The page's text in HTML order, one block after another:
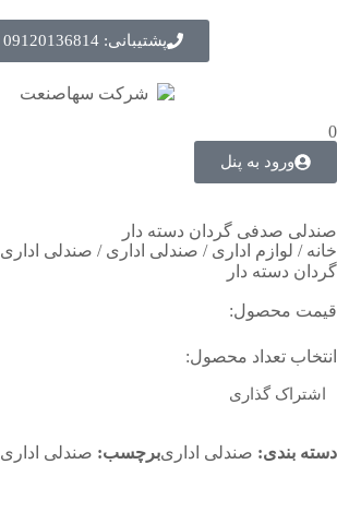
پشتیبانی: 09120136814
0
ورود به پنل
صندلی صدفی گردان دسته دار
خانه / لوازم اداری / صندلی اداری / صندلی اداری
گردان دسته دار
قیمت محصول:
انتخاب تعداد محصول:
اشتراک گذاری
دسته بندی: صندلی اداریبرچسب: صندلی اداری